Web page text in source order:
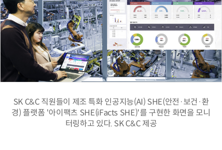
SK C&C 직원들이 제조 특화 인공지능(AI) SHE(안전·보건·환
경) 플랫폼 '아이팩츠 SHE(iFacts SHE)'를 구현한 화면을 모니
터링하고 있다. SK C&C 제공